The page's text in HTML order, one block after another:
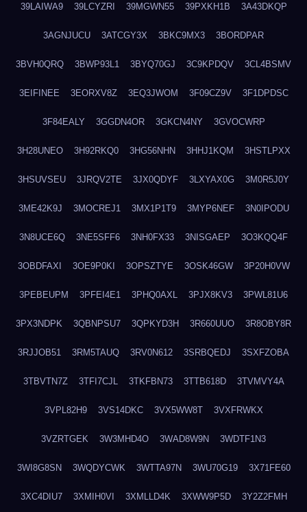
39LAIWA9 39LCYZRI 39MGWN55 39PXKH1B 3A43DKQP
3AGNJUCU 3ATCGY3X 3BKC9MX3 3BORDPAR
3BVH0QRQ 3BWP93L1 3BYQ70GJ 3C9KPDQV 3CL4BSMV
3EIFINEE 3EORXV8Z 3EQ3JWOM 3F09CZ9V 3F1DPDSC
3F84EALY 3GGDN4OR 3GKCN4NY 3GVOCWRP
3H28UNEO 3H92RKQ0 3HG56NHN 3HHJ1KQM 3HSTLPXX
3HSUVSEU 3JRQV2TE 3JX0QDYF 3LXYAX0G 3M0R5J0Y
3ME42K9J 3MOCREJ1 3MX1P1T9 3MYP6NEF 3N0IPODU
3N8UCE6Q 3NE5SFF6 3NH0FX33 3NISGAEP 3O3KQQ4F
3OBDFAXI 3OE9P0KI 3OPSZTYE 3OSK46GW 3P20H0VW
3PEBEUPM 3PFEI4E1 3PHQ0AXL 3PJX8KV3 3PWL81U6
3PX3NDPK 3QBNPSU7 3QPKYD3H 3R660UUO 3R8OBY8R
3RJJOB51 3RM5TAUQ 3RV0N612 3SRBQEDJ 3SXFZOBA
3TBVTN7Z 3TFI7CJL 3TKFBN73 3TTB618D 3TVMVY4A
3VPL82H9 3VS14DKC 3VX5WW8T 3VXFRWKX
3VZRTGEK 3W3MHD4O 3WAD8W9N 3WDTF1N3
3WI8G8SN 3WQDYCWK 3WTTA97N 3WU70G19 3X71FE60
3XC4DIU7 3XMIH0VI 3XMLLD4K 3XWW9P5D 3Y2Z2FMH